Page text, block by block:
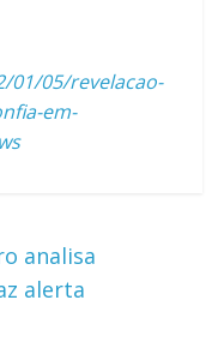
01/05/revelacao-
em-
analisa
alerta